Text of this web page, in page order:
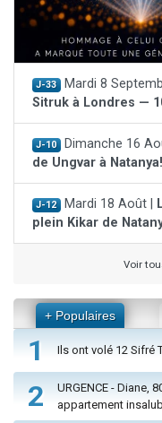
J-33 Mardi 8
Sitruk à Londres —
J-10 Dimanche 16
de Ungvar à Natanya!
J-12 Mardi 18 Août |
plein Kikar de
Voir
+ Populaires
1 Ils ont volé 12 Sifré
2
URGENCE - Diane,
appartement